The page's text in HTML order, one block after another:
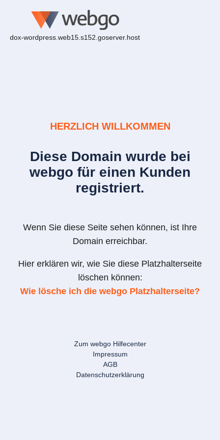
dox-wordpress.web15.s152.goserver.host
HERZLICH WILLKOMMEN
Diese Domain wurde bei
webgo für einen Kunden
registriert.
Wenn Sie diese Seite sehen können, ist Ihre
Domain erreichbar.
Hier erklären wir, wie Sie diese Platzhalterseite
löschen können:
Wie lösche ich die webgo Platzhalterseite?
Zum webgo Hilfecenter
Impressum
AGB
Datenschutzerklärung